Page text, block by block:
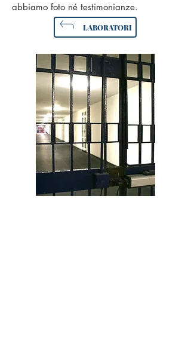
abbiamo foto né testimonianze.
LABORATORI